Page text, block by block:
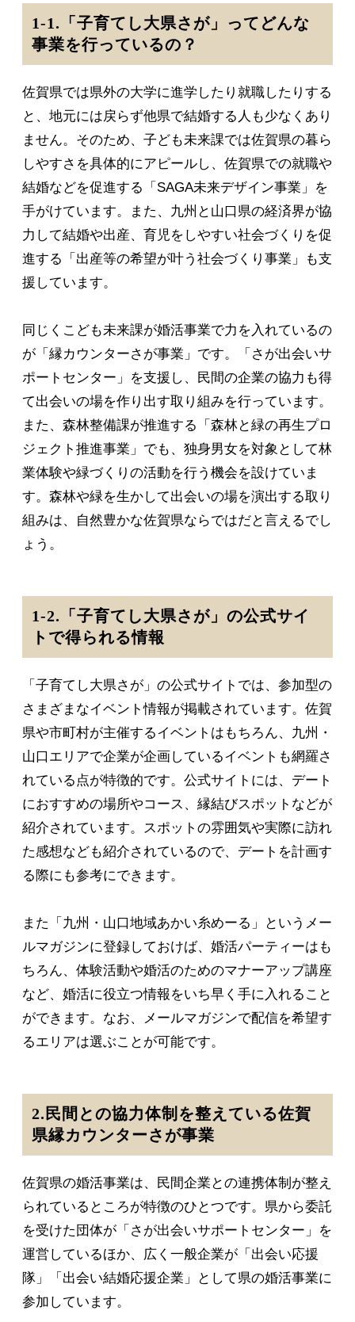
1-1.「子育てし大県さが」ってどんな
事業を行っているの？
佐賀県では県外の大学に進学したり就職したりする
と、地元には戻らず他県で結婚する人も少なくあり
ません。そのため、子ども未来課では佐賀県の暮ら
しやすさを具体的にアピールし、佐賀県での就職や
結婚などを促進する「SAGA未来デザイン事業」を
手がけています。また、九州と山口県の経済界が協
力して結婚や出産、育児をしやすい社会づくりを促
進する「出産等の希望が叶う社会づくり事業」も支
援しています。
同じくこども未来課が婚活事業で力を入れているの
が「縁カウンターさが事業」です。「さが出会いサ
ポートセンター」を支援し、民間の企業の協力も得
て出会いの場を作り出す取り組みを行っています。
また、森林整備課が推進する「森林と緑の再生プロ
ジェクト推進事業」でも、独身男女を対象として林
業体験や緑づくりの活動を行う機会を設けていま
す。森林や緑を生かして出会いの場を演出する取り
組みは、自然豊かな佐賀県ならではだと言えるでし
ょう。
1-2.「子育てし大県さが」の公式サイ
トで得られる情報
「子育てし大県さが」の公式サイトでは、参加型の
さまざまなイベント情報が掲載されています。佐賀
県や市町村が主催するイベントはもちろん、九州・
山口エリアで企業が企画しているイベントも網羅さ
れている点が特徴的です。公式サイトには、デート
におすすめの場所やコース、縁結びスポットなどが
紹介されています。スポットの雰囲気や実際に訪れ
た感想なども紹介されているので、デートを計画す
る際にも参考にできます。
また「九州・山口地域あかい糸めーる」というメー
ルマガジンに登録しておけば、婚活パーティーはも
ちろん、体験活動や婚活のためのマナーアップ講座
など、婚活に役立つ情報をいち早く手に入れること
ができます。なお、メールマガジンで配信を希望す
るエリアは選ぶことが可能です。
2.民間との協力体制を整えている佐賀
県縁カウンターさが事業
佐賀県の婚活事業は、民間企業との連携体制が整え
られているところが特徴のひとつです。県から委託
を受けた団体が「さが出会いサポートセンター」を
運営しているほか、広く一般企業が「出会い応援
隊」「出会い結婚応援企業」として県の婚活事業に
参加しています。